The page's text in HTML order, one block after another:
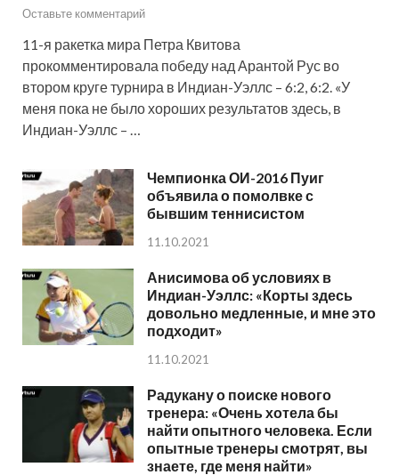
Оставьте комментарий
11-я ракетка мира Петра Квитова
прокомментировала победу над Арантой Рус во
втором круге турнира в Индиан-Уэллс – 6:2, 6:2. «У
меня пока не было хороших результатов здесь, в
Индиан-Уэллс – …
Чемпионка ОИ-2016 Пуиг
объявила о помолвке с
бывшим теннисистом
11.10.2021
Анисимова об условиях в
Индиан-Уэллс: «Корты здесь
довольно медленные, и мне это
подходит»
11.10.2021
Радукану о поиске нового
тренера: «Очень хотела бы
найти опытного человека. Если
опытные тренеры смотрят, вы
знаете, где меня найти»